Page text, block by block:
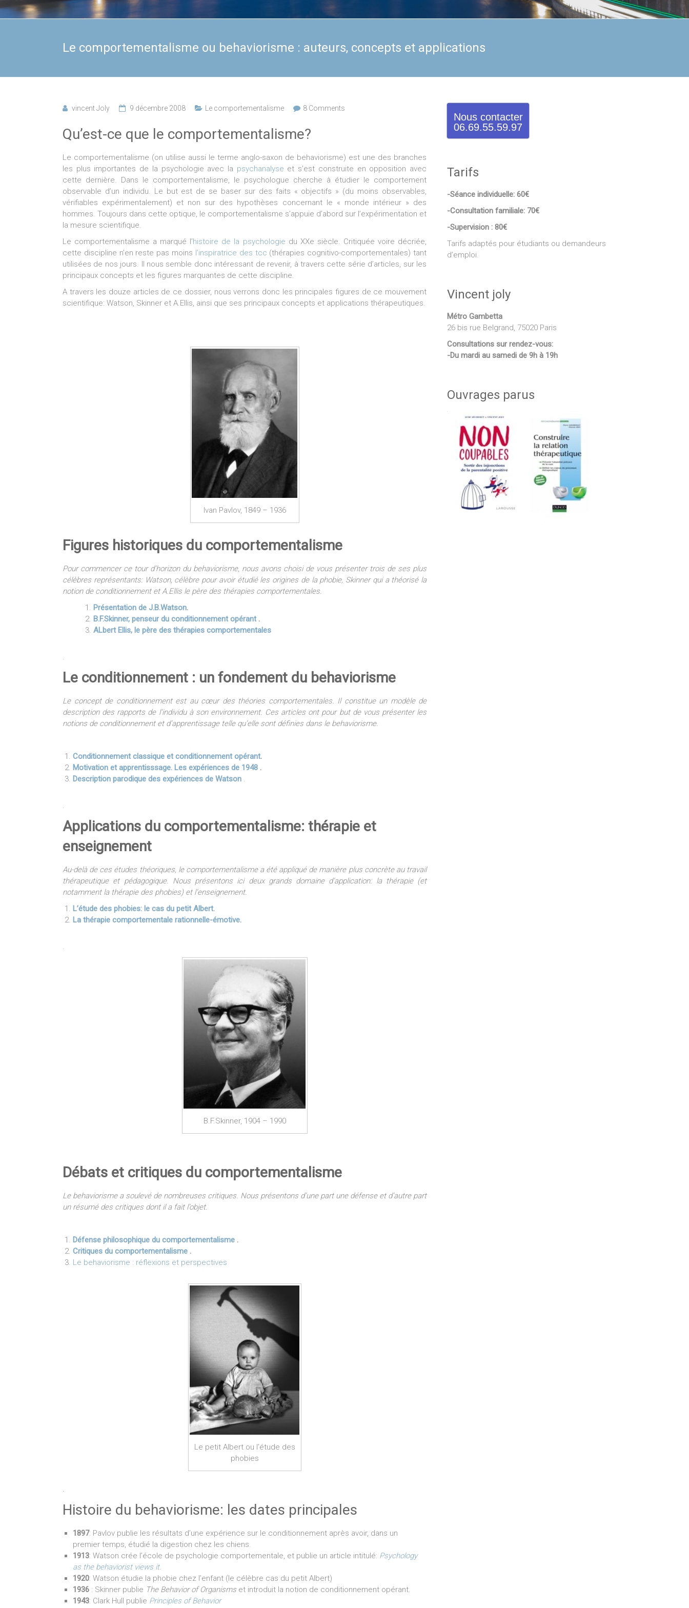
Le comportementalisme ou behaviorisme : auteurs, concepts et applications
vincent Joly 9 décembre 2008 Le comportementalisme 8 Comments
Qu’est-ce que le comportementalisme?
Le comportementalisme (on utilise aussi le terme anglo-saxon de behaviorisme) est une des branches
les plus importantes de la psychologie avec la psychanalyse et s’est construite en opposition avec
cette dernière. Dans le comportementalisme, le psychologue cherche à étudier le comportement
observable d’un individu. Le but est de se baser sur des faits « objectifs » (du moins observables,
vérifiables expérimentalement) et non sur des hypothèses concernant le « monde intérieur » des
hommes. Toujours dans cette optique, le comportementalisme s’appuie d’abord sur l’expérimentation et
la mesure scientifique.
Le comportementalisme a marqué l’histoire de la psychologie du XXe siècle. Critiquée voire décriée,
cette discipline n’en reste pas moins l’inspiratrice des tcc (thérapies cognitivo-comportementales) tant
utilisées de nos jours. Il nous semble donc intéressant de revenir, à travers cette série d’articles, sur les
principaux concepts et les figures marquantes de cette discipline.
A travers les douze articles de ce dossier, nous verrons donc les principales figures de ce mouvement
scientifique: Watson, Skinner et A.Ellis, ainsi que ses principaux concepts et applications thérapeutiques.
Ivan Pavlov, 1849 – 1936
Figures historiques du comportementalisme
Pour commencer ce tour d’horizon du behaviorisme, nous avons choisi de vous présenter trois de ses plus
célèbres représentants: Watson, célèbre pour avoir étudié les origines de la phobie, Skinner qui a théorisé la
notion de conditionnement et A.Ellis le père des thérapies comportementales.
Présentation de J.B.Watson.
B.F.Skinner, penseur du conditionnement opérant .
ALbert Ellis, le père des thérapies comportementales
.
Le conditionnement : un fondement du behaviorisme
Le concept de conditionnement est au cœur des théories comportementales. Il constitue un modèle de
description des rapports de l’individu à son environnement. Ces articles ont pour but de vous présenter les
notions de conditionnement et d’apprentissage telle qu’elle sont définies dans le behaviorisme.
Conditionnement classique et conditionnement opérant.
Motivation et apprentisssage. Les expériences de 1948 .
Description parodique des expériences de Watson .
.
Applications du comportementalisme: thérapie et
enseignement
Au-delà de ces études théoriques, le comportementalisme a été appliqué de manière plus concrète au travail
thérapeutique et pédagogique. Nous présentons ici deux grands domaine d’application: la thérapie (et
notamment la thérapie des phobies) et l’enseignement.
L’étude des phobies: le cas du petit Albert.
La thérapie comportementale rationnelle-émotive.
.
B.F.Skinner, 1904 – 1990
Débats et critiques du comportementalisme
Le behaviorisme a soulevé de nombreuses critiques. Nous présentons d’une part une défense et d’autre part
un résumé des critiques dont il a fait l’objet.
Défense philosophique du comportementalisme .
Critiques du comportementalisme .
Le behaviorisme : réflexions et perspectives
Le petit Albert ou l’étude des
phobies
.
Histoire du behaviorisme: les dates principales
1897: Pavlov publie les résultats d’une expérience sur le conditionnement après avoir, dans un
premier temps, étudié la digestion chez les chiens.
1913: Watson crée l’école de psychologie comportementale, et publie un article intitulé: Psychology
as the behaviorist views it.
1920: Watson étudie la phobie chez l’enfant (le célèbre cas du petit Albert)
1936 : Skinner publie The Behavior of Organisms et introduit la notion de conditionnement opérant.
1943: Clark Hull publie Principles of Behavior
Nous contacter
06.69.55.59.97
Tarifs
-Séance individuelle: 60€
-Consultation familiale: 70€
-Supervision : 80€
Tarifs adaptés pour étudiants ou demandeurs
d’emploi.
Vincent joly
Métro Gambetta
26 bis rue Belgrand, 75020 Paris
Consultations sur rendez-vous:
-Du mardi au samedi de 9h à 19h
Ouvrages parus